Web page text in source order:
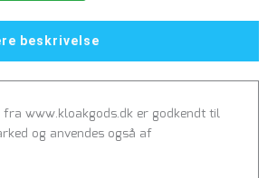
beskrivelse
www.kloakgods.dk er godkendt til
og anvendes også af